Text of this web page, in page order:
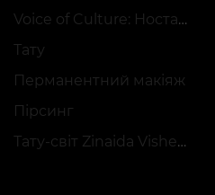
Voice of Culture: Ностальгія за 2000-ми
Тату
Перманентний макіяж
Пірсинг
Тату-світ Zinaida Vishenka